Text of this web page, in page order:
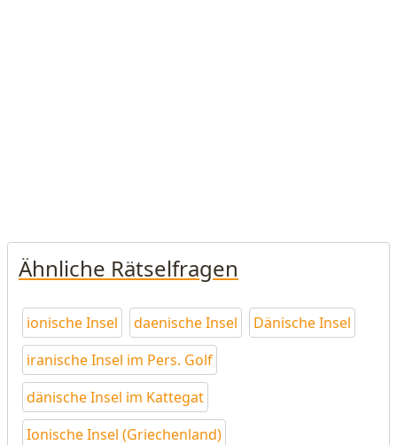
Ähnliche Rätselfragen
ionische Insel daenische Insel
Dänische Insel
iranische Insel im Pers. Golf
dänische Insel im Kattegat
Ionische Insel (Griechenland)